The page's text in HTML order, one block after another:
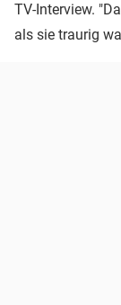
TV-Interview.
als sie traurig